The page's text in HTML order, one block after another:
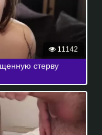
11142
стерву